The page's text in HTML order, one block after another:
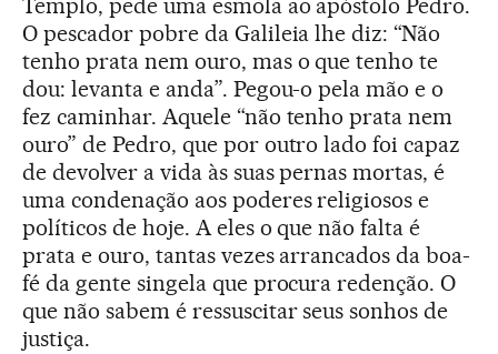
Templo, pede uma esmola ao apóstolo Pedro.
O pescador pobre da Galileia lhe diz: “Não
tenho prata nem ouro, mas o que tenho te
dou: levanta e anda”. Pegou-o pela mão e o
fez caminhar. Aquele “não tenho prata nem
ouro” de Pedro, que por outro lado foi capaz
de devolver a vida às suas pernas mortas, é
uma condenação aos poderes religiosos e
políticos de hoje. A eles o que não falta é
prata e ouro, tantas vezes arrancados da boa-
fé da gente singela que procura redenção. O
que não sabem é ressuscitar seus sonhos de
justiça.